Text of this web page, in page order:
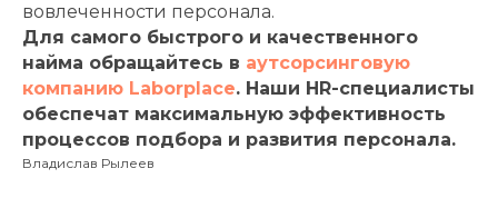
вовлеченности персонала.
Для самого быстрого и качественного
найма обращайтесь в аутсорсинговую
компанию Laborplace. Наши HR-специалисты
обеспечат максимальную эффективность
процессов подбора и развития персонала.
Владислав Рылеев